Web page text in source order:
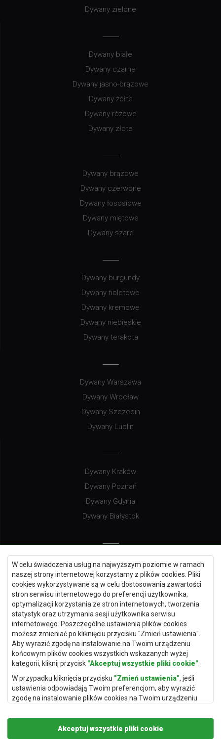
W celu świadczenia usług na najwyższym poziomie w ramach
naszej strony internetowej korzystamy z plików cookies. Pliki
cookies wykorzystywane są w celu dostosowania zawartości
stron serwisu internetowego do preferencji użytkownika,
optymalizacji korzystania ze stron internetowych, tworzenia
statystyk oraz utrzymania sesji użytkownika serwisu
internetowego. Poszczególne ustawienia plików cookies
możesz zmieniać po kliknięciu przycisku "Zmień ustawienia".
Aby wyrazić zgodę na instalowanie na Twoim urządzeniu
końcowym plików cookies wszystkich wskazanych wyżej
kategorii, kliknij przycisk "Akceptuj wszystkie pliki cookie"
W przypadku kliknięcia przycisku "Zmień ustawienia", jeśli
ustawienia odpowiadają Twoim preferencjom, aby wyrazić
zgodę na instalowanie plików cookies na Twoim urządzeniu
"Zapisz i zaakceptuj".
Podstawą przetwarzania danych osobowych, w zakresie w
Akceptuj wszystkie pliki cookie
Dywany zielone
Dywany białe
Dywany czarne
Dywany jasno-brązowe
Dywany żółte
Dywany różowe
Dywany złote
Dywany brązowe
Dywany czerwone
Dywany łososiowe
Dywany miętowe
Dywany szare
Dywany burgundy
Dywany fioletowe
Dywany kremowe
Dywany niebieskie
Dywany terakota
Dywany Warszawa
Dywany Wrocław
Dywany Szczecin
Dywany Lublin
Dywany Kraków
Dywany Poznań
Dywany Gdynia
Dywany Białystok
Dywany Kielce
Dywany Gdańsk
Dywany Toruń
Dywany Bydgoszcz
Dywany Łódź
Dywany Katowice
Dywany Rzeszów
Dywany Częstochowa